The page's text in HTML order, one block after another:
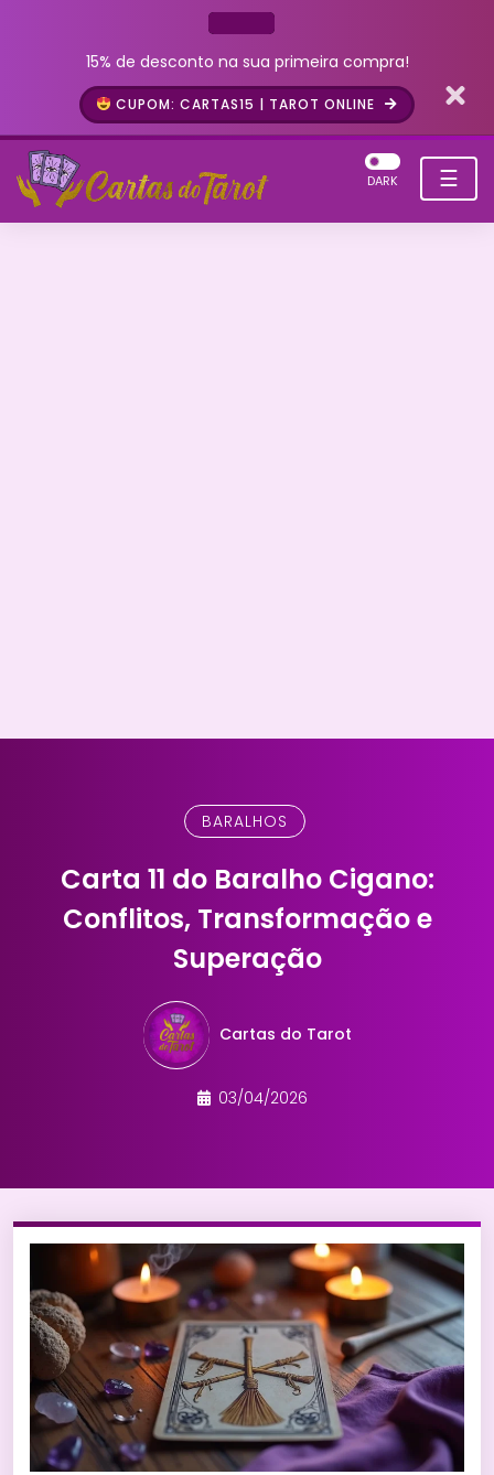
15% de desconto na sua primeira compra!
CUPOM: CARTAS15 | TAROT ONLINE
☰
DARK
BARALHOS
Carta 11 do Baralho Cigano:
Conflitos, Transformação e
Superação
Cartas do Tarot
03/04/2026